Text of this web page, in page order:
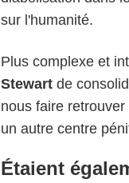
sur l'humanité.
Plus complexe et
Stewart de
nous faire retrouver
un autre centre
Étaient